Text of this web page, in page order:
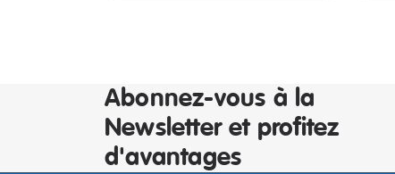
Abonnez-vous à la
Newsletter et profitez
d'avantages